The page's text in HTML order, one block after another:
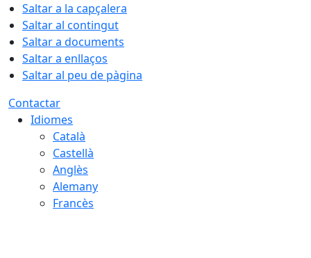
Saltar a la capçalera
Saltar al contingut
Saltar a documents
Saltar a enllaços
Saltar al peu de pàgina
Contactar
Idiomes
Català
Castellà
Anglès
Alemany
Francès